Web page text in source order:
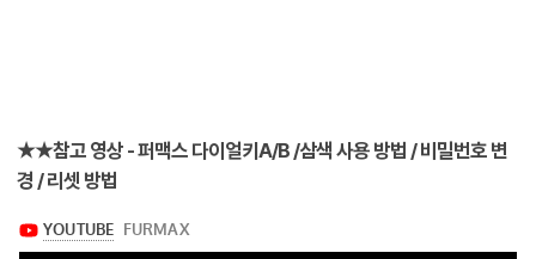
★★참고 영상 - 퍼맥스 다이얼키A/B /삼색 사용 방법 / 비밀번호 변
경 / 리셋 방법